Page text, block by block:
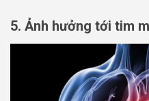
5. Ảnh hưởng tới tim